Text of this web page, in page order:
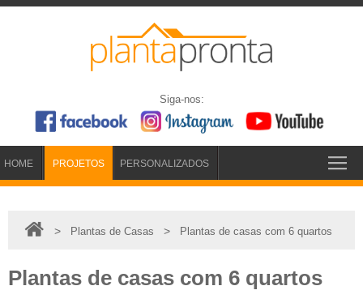
Siga-nos:
HOME PROJETOS PERSONALIZADOS
> Plantas de Casas > Plantas de casas com 6 quartos
Plantas de casas com 6 quartos